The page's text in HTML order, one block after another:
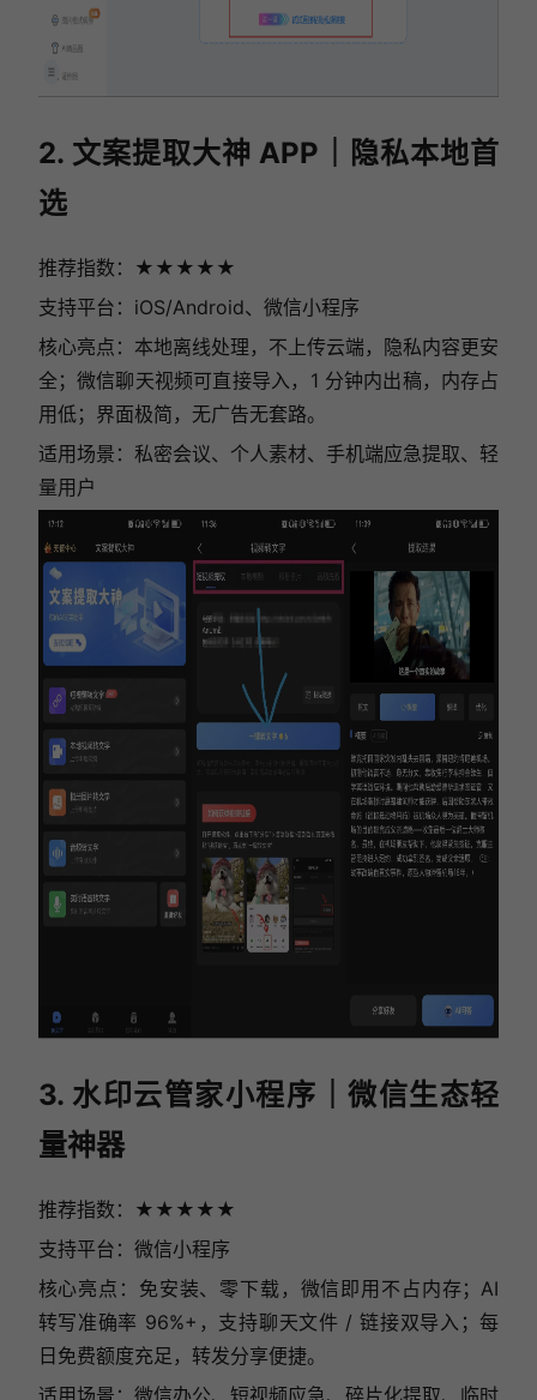
2. 文案提取大神 APP｜隐私本地首
选
推荐指数：★★★★★
支持平台：iOS/Android、微信小程序
核心亮点：本地离线处理，不上传云端，隐私内容更安
全；微信聊天视频可直接导入，1 分钟内出稿，内存占
用低；界面极简，无广告无套路。
适用场景：私密会议、个人素材、手机端应急提取、轻
量用户
3. 水印云管家小程序｜微信生态轻
量神器
推荐指数：★★★★★
支持平台：微信小程序
核心亮点：免安装、零下载，微信即用不占内存；AI
转写准确率 96%+，支持聊天文件 / 链接双导入；每
日免费额度充足，转发分享便捷。
适用场景：微信办公、短视频应急、碎片化提取、临时